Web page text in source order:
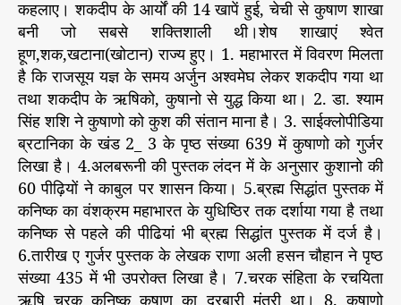
कहलाए। शकदीप के आर्यों की 14 खापें हुई, चेची से कुषाण शाखा
बनी जो सबसे शक्तिशाली थी।शेष शाखाएं श्वेत
हूण,शक,खटाना(खोटान) राज्य हुए। 1. महाभारत में विवरण मिलता
है कि राजसूय यज्ञ के समय अर्जुन अश्वमेघ लेकर शकदीप गया था
तथा शकदीप के ऋषिको, कुषानो से युद्ध किया था। 2. डा. श्याम
सिंह शशि ने कुषाणो को कुश की संतान माना है। 3. साईक्लोपीडिया
ब्रटानिका के खंड 2_ 3 के पृष्ठ संख्या 639 में कुषाणो को गुर्जर
लिखा है। 4.अलबरूनी की पुस्तक लंदन में के अनुसार कुशानो की
60 पीढ़ियों ने काबुल पर शासन किया। 5.ब्रह्म सिद्धांत पुस्तक में
कनिष्क का वंशक्रम महाभारत के युधिष्ठिर तक दर्शाया गया है तथा
कनिष्क से पहले की पीढियां भी ब्रह्म सिद्धांत पुस्तक में दर्ज है।
6.तारीख ए गुर्जर पुस्तक के लेखक राणा अली हसन चौहान ने पृष्ठ
संख्या 435 में भी उपरोक्त लिखा है। 7.चरक संहिता के रचयिता
ऋषि चरक कनिष्क कुषाण का दरबारी मंत्री था। 8. कुषाणो